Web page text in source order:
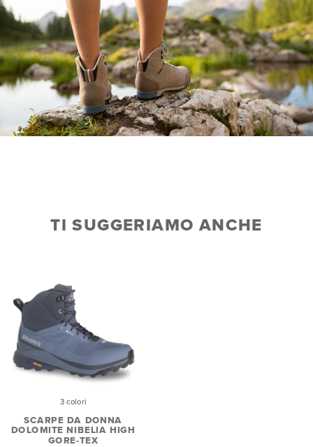
TI SUGGERIAMO ANCHE
3 colori
SCARPE DA DONNA
DOLOMITE NIBELIA HIGH
GORE-TEX